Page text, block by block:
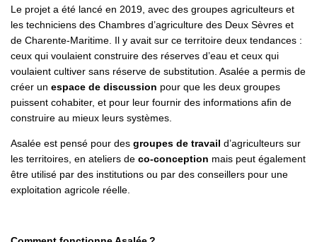
Le projet a été lancé en 2019, avec des groupes agriculteurs et
les techniciens des Chambres d’agriculture des Deux Sèvres et
de Charente-Maritime. Il y avait sur ce territoire deux tendances :
ceux qui voulaient construire des réserves d’eau et ceux qui
voulaient cultiver sans réserve de substitution. Asalée a permis de
créer un espace de discussion pour que les deux groupes
puissent cohabiter, et pour leur fournir des informations afin de
construire au mieux leurs systèmes.
Asalée est pensé pour des groupes de travail d’agriculteurs sur
les territoires, en ateliers de co-conception mais peut également
être utilisé par des institutions ou par des conseillers pour une
exploitation agricole réelle.